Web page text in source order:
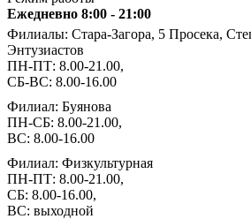
Ежедневно 8:00 - 21:00
Филиалы: Стара-Загора, 5 Просека,
Энтузиастов
ПН-ПТ: 8.00-21.00,
СБ-ВС: 8.00-16.00
Филиал: Буянова
ПН-СБ: 8.00-21.00,
ВС: 8.00-16.00
Филиал: Физкультурная
ПН-ПТ: 8.00-21.00,
СБ: 8.00-16.00,
ВС: выходной